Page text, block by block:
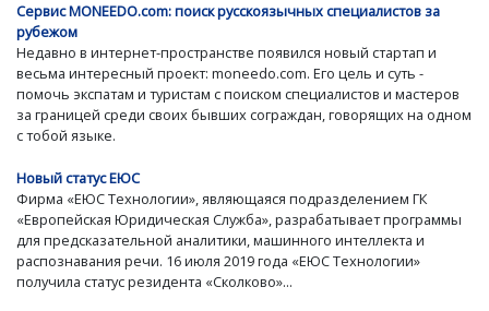
Сервис MONEEDO.com: поиск русскоязычных специалистов за
рубежом
Недавно в интернет-пространстве появился новый стартап и
весьма интересный проект: moneedo.com. Его цель и суть -
помочь экспатам и туристам с поиском специалистов и мастеров
за границей среди своих бывших сограждан, говорящих на одном
с тобой языке.
Новый статус ЕЮС
Фирма «ЕЮС Технологии», являющаяся подразделением ГК
«Европейская Юридическая Служба», разрабатывает программы
для предсказательной аналитики, машинного интеллекта и
распознавания речи. 16 июля 2019 года «ЕЮС Технологии»
получила статус резидента «Сколково»...